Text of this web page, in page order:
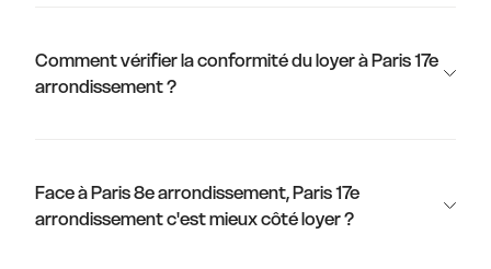
Comment vérifier la conformité du loyer à Paris 17e
arrondissement ?
Face à Paris 8e arrondissement, Paris 17e
arrondissement c'est mieux côté loyer ?